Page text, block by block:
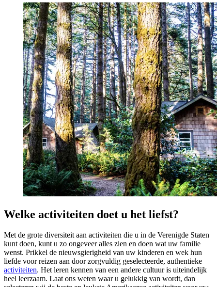
Welke activiteiten doet u het liefst?
Met de grote diversiteit aan activiteiten die u in de Verenigde Staten
kunt doen, kunt u zo ongeveer alles zien en doen wat uw familie
wenst. Prikkel de nieuwsgierigheid van uw kinderen en wek hun
liefde voor reizen aan door zorgvuldig geselecteerde, authentieke
activiteiten. Het leren kennen van een andere cultuur is uiteindelijk
heel leerzaam. Laat ons weten waar u gelukkig van wordt, dan